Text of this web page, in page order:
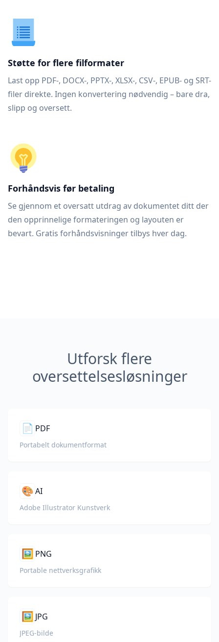
Støtte for flere filformater
Last opp PDF-, DOCX-, PPTX-, XLSX-, CSV-, EPUB- og SRT-
filer direkte. Ingen konvertering nødvendig – bare dra,
slipp og oversett.
Forhåndsvis før betaling
Se gjennom et oversatt utdrag av dokumentet ditt der
den opprinnelige formateringen og layouten er
bevart. Gratis forhåndsvisninger tilbys hver dag.
Utforsk flere
oversettelsesløsninger
📄 PDF
Portabelt dokumentformat
🎨AI
Adobe Illustrator Kunstverk
🖼️ PNG
Portable nettverksgrafikk
🖼️ JPG
JPEG-bilde